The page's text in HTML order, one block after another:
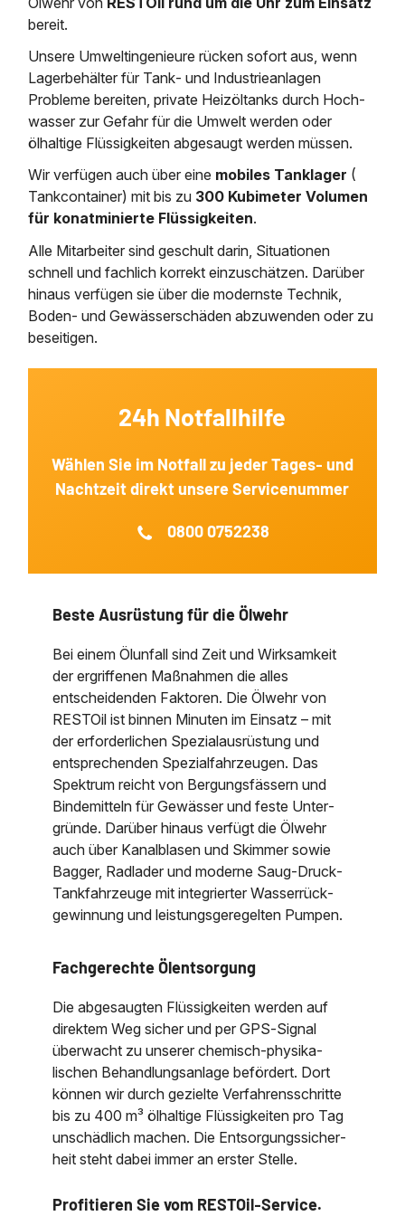
Sicherheit durch eANV
Geothermie und HDD-Spülbohr
Service in der Nähe von
Über uns
Kontakt
bereit.
Unsere Umweltingenieure rücken sofort aus, wenn
Lager­behäl­ter für Tank‐ und Industrie­an­lagen
Probleme bereiten, private Heizöl­tanks durch Hoch­
wasser zur Gefahr für die Umwelt werden oder
ölhaltige Flüssigkeiten abgesaugt werden müssen.
Wir verfügen auch über eine mobiles Tanklager (
Tankcontainer) mit bis zu 300 Kubimeter Volumen
für konatminierte Flüssigkeiten.
Alle Mitarbeiter sind ge­schult darin, Situa­tionen
schnell und fachlich korrekt einzu­schätzen. Darüber
hinaus verfügen sie über die modernste Technik,
Boden‐ und Gewässer­schäden abzuwenden oder zu
beseitigen.
24h Notfallhilfe
Wählen Sie im Notfall zu jeder Tages‐ und
Nachtzeit direkt unsere Servicenummer
0800 0752238
Beste Ausrüstung für die Ölwehr
Bei einem Ölunfall sind Zeit und Wirk­sam­keit
der er­grif­fe­nen Maß­nah­men die alles
entscheidenden Faktoren. Die Ölwehr von
RESTOil ist binnen Minuten im Ein­satz – mit
der erforder­lichen Spezial­aus­rüstung und
entsprechenden Spezial­fahr­zeugen. Das
Spektrum reicht von Bergungs­fässern und
Binde­mitteln für Gewässer und feste Unter­
gründe. Darüber hinaus verfügt die Ölwehr
auch über Kanal­blasen und Skimmer sowie
Bagger, Rad­lader und ­moder­ne Saug‐Druck‐
Tankfahr­zeuge mit inte­grierter Wasser­rück­
gewinnung und leistungs­geregel­ten Pumpen.
Fachgerechte Ölentsorgung
Die abgesaugten Flüssig­keiten werden auf
direk­tem Weg sicher und per GPS‐Signal
über­wacht zu unserer chemisch‐physika­
lischen Behand­lungs­anlage beför­dert. Dort
können wir durch ge­zielte Ver­fahrens­schritte
bis zu 400 m³ ölhaltige Flüssig­keiten pro Tag
unschäd­lich machen. Die Ent­sor­gungs­sicher­
heit steht dabei immer an erster Stelle.
Profitieren Sie vom RESTOil‐Service.